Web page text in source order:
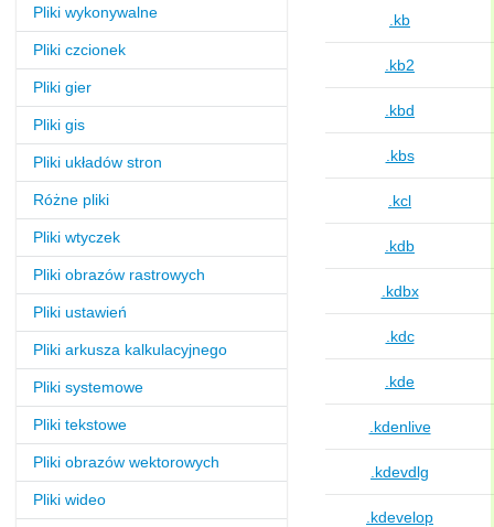
Pliki wykonywalne
Pliki czcionek
Pliki gier
Pliki gis
Pliki układów stron
Różne pliki
Pliki wtyczek
Pliki obrazów rastrowych
Pliki ustawień
Pliki arkusza kalkulacyjnego
Pliki systemowe
Pliki tekstowe
Pliki obrazów wektorowych
Pliki wideo
.kb
.kb2
.kbd
.kbs
.kcl
.kdb
.kdbx
.kdc
.kde
.kdenlive
.kdevdlg
.kdevelop